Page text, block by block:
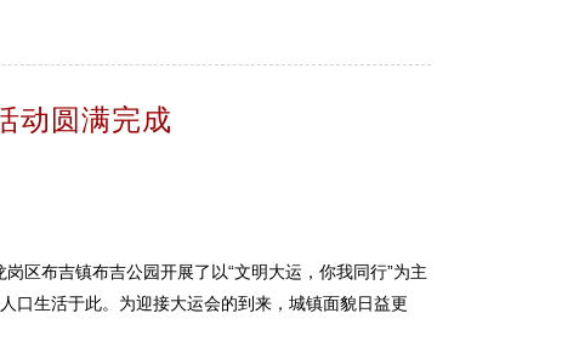
动圆满完成
布吉镇布吉公园开展了以“文明大运，你我同行”为主
口生活于此。为迎接大运会的到来，城镇面貌日益更